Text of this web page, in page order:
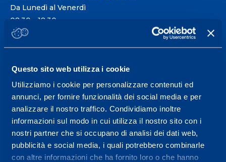
Questo sito web utilizza i cookie
Utilizziamo i cookie per personalizzare contenuti ed
annunci, per fornire funzionalità dei social media e per
analizzare il nostro traffico. Condividiamo inoltre
informazioni sul modo in cui utilizza il nostro sito con i
nostri partner che si occupano di analisi dei dati web,
pubblicità e social media, i quali potrebbero combinarle
con altre informazioni che ha fornito loro o che hanno
Da Lunedì al Venerdì
08.30 - 18.30
Centro servizi per l'alta
prestazione ed il
wellness.
Maggiori informazioni
Servizi